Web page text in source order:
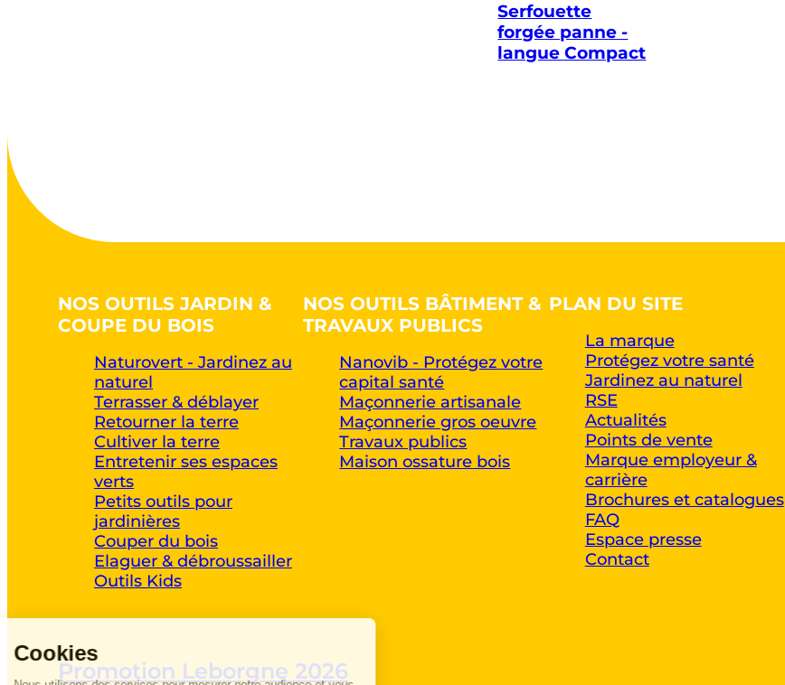
Serfouette
forgée panne -
langue Compact
NOS OUTILS JARDIN &
COUPE DU BOIS
Naturovert - Jardinez au
naturel
Terrasser & déblayer
Retourner la terre
Cultiver la terre
Entretenir ses espaces
verts
Petits outils pour
jardinières
Couper du bois
Elaguer & débroussailler
Outils Kids
NOS OUTILS BÂTIMENT &
TRAVAUX PUBLICS
Nanovib - Protégez votre
capital santé
Maçonnerie artisanale
Maçonnerie gros oeuvre
Travaux publics
Maison ossature bois
PLAN DU SITE
La marque
Protégez votre santé
Jardinez au naturel
RSE
Actualités
Points de vente
Marque employeur &
carrière
Brochures et catalogues
FAQ
Espace presse
Contact
Promotion Leborgne 2026
Cookies